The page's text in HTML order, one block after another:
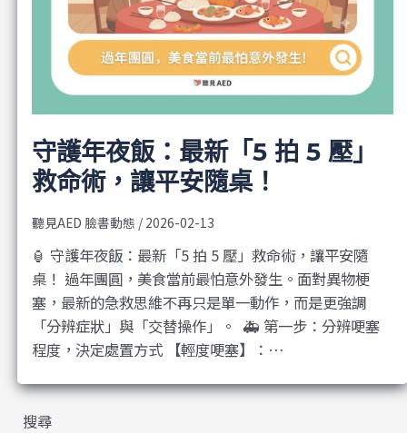
守護年夜飯：最新「5 拍 5 壓」
救命術，讓平安隨桌！
聽見AED 臉書動態 / 2026-02-13
🏮 守護年夜飯：最新「5 拍 5 壓」救命術，讓平安隨
桌！ 過年團圓，美食當前最怕意外發生。面對異物梗
塞，最新的急救思維不再只是單一動作，而是更強調
「分辨症狀」與「交替操作」。 ​ 🚑 第一步：分辨哽塞
程度，決定處置方式 【輕度哽塞】：…
搜尋